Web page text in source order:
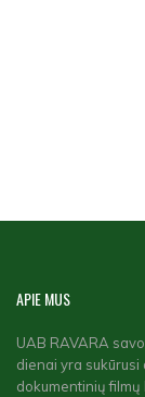
APIEMUS
UAB RAVARA
dienai yra sukūrusi
dokumentinių